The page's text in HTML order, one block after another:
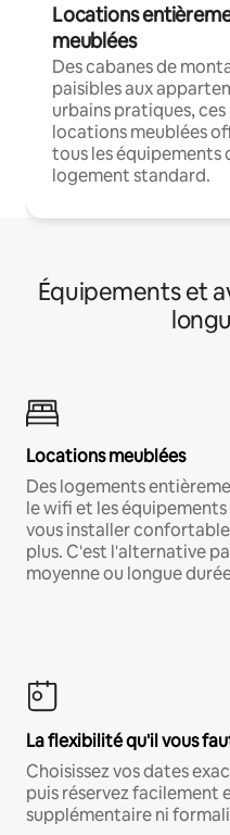
Locations
meublées
Des cabanes de
paisibles aux
urbains pratiques, ces
locations meublées
tous les équipements
logement standard.
Équipements et
Locations meublées
Des logements
le wifi et les
vous installer
plus. C'est l'alternative
moyenne ou longue
La flexibilité qu'il vous
Choisissez vos dates
puis réservez facilement
supplémentaire ni